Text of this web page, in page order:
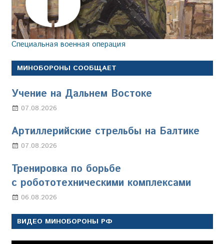
Специальная военная операция
МИНОБОРОНЫ СООБЩАЕТ
Учение на Дальнем Востоке
07.08.2026
Артиллерийские стрельбы на Балтике
07.08.2026
Тренировка по борьбе
с робототехническими комплексами
06.08.2026
ВИДЕО МИНОБОРОНЫ РФ